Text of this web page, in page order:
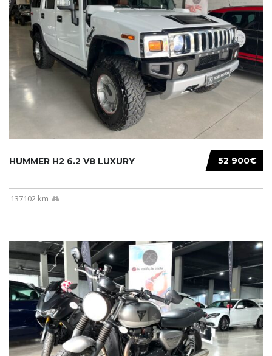
52 900€
HUMMER H2 6.2 V8 LUXURY
137102 km